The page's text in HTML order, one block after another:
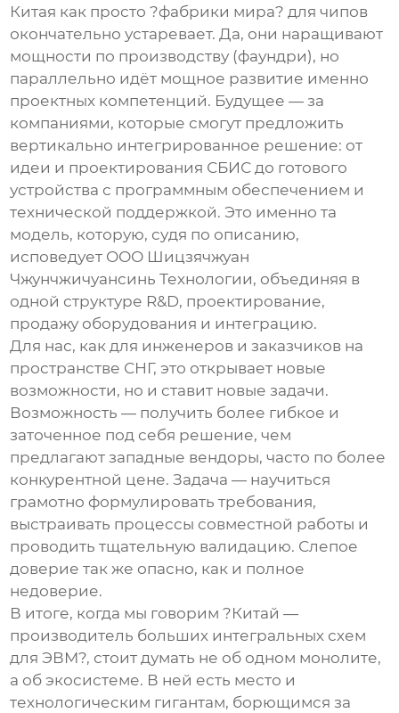
Китая как просто ?фабрики мира? для чипов
окончательно устаревает. Да, они наращивают
мощности по производству (фаундри), но
параллельно идёт мощное развитие именно
проектных компетенций. Будущее — за
компаниями, которые смогут предложить
вертикально интегрированное решение: от
идеи и проектирования СБИС до готового
устройства с программным обеспечением и
технической поддержкой. Это именно та
модель, которую, судя по описанию,
исповедует ООО Шицзячжуан
Чжунчжичуансинь Технологии, объединяя в
одной структуре R&D, проектирование,
продажу оборудования и интеграцию.
Для нас, как для инженеров и заказчиков на
пространстве СНГ, это открывает новые
возможности, но и ставит новые задачи.
Возможность — получить более гибкое и
заточенное под себя решение, чем
предлагают западные вендоры, часто по более
конкурентной цене. Задача — научиться
грамотно формулировать требования,
выстраивать процессы совместной работы и
проводить тщательную валидацию. Слепое
доверие так же опасно, как и полное
недоверие.
В итоге, когда мы говорим ?Китай —
производитель больших интегральных схем
для ЭВМ?, стоит думать не об одном монолите,
а об экосистеме. В ней есть место и
технологическим гигантам, борющимся за